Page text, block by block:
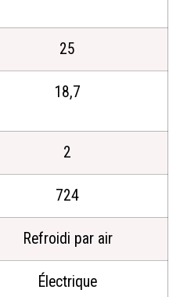
25
18,7
2
724
Refroidi par air
Électrique